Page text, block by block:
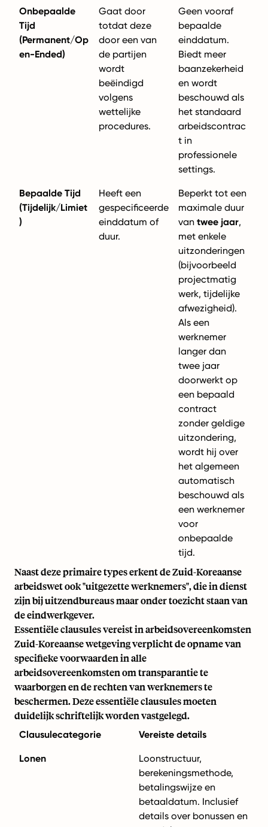
Onbepaalde
Tijd
(Permanent/Op
en-Ended)
Gaat door
totdat deze
door een van
de partijen
wordt
beëindigd
volgens
wettelijke
procedures.
Geen vooraf
bepaalde
einddatum.
Biedt meer
baanzekerheid
en wordt
beschouwd als
het standaard
arbeidscontrac
t in
professionele
settings.
Bepaalde Tijd
(Tijdelijk/Limiet
)
Heeft een
gespecificeerde
einddatum of
duur.
Beperkt tot een
maximale duur
van twee jaar,
met enkele
uitzonderingen
(bijvoorbeeld
projectmatig
werk, tijdelijke
afwezigheid).
Als een
werknemer
langer dan
twee jaar
doorwerkt op
een bepaald
contract
zonder geldige
uitzondering,
wordt hij over
het algemeen
automatisch
beschouwd als
een werknemer
voor
onbepaalde
tijd.
Naast deze primaire types erkent de Zuid-Koreaanse
arbeidswet ook "uitgezette werknemers", die in dienst
zijn bij uitzendbureaus maar onder toezicht staan van
de eindwerkgever.
Essentiële clausules vereist in arbeidsovereenkomsten
Zuid-Koreaanse wetgeving verplicht de opname van
specifieke voorwaarden in alle
arbeidsovereenkomsten om transparantie te
waarborgen en de rechten van werknemers te
beschermen. Deze essentiële clausules moeten
duidelijk schriftelijk worden vastgelegd.
Clausulecategorie Vereiste details
Lonen
Loonstructuur,
berekeningsmethode,
betalingswijze en
betaaldatum. Inclusief
details over bonussen en